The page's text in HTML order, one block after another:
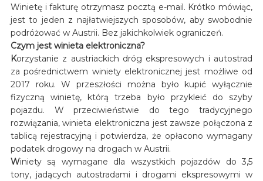
Winietę i fakturę otrzymasz pocztą e-mail. Krótko mówiąc,
jest to jeden z najłatwiejszych sposobów, aby swobodnie
podróżować w Austrii. Bez jakichkolwiek ograniczeń.
Czym jest winieta elektroniczna?
Korzystanie z austriackich dróg ekspresowych i autostrad
za pośrednictwem winiety elektronicznej jest możliwe od
2017 roku. W przeszłości można było kupić wyłącznie
fizyczną winietę, którą trzeba było przykleić do szyby
pojazdu. W przeciwieństwie do tego tradycyjnego
rozwiązania, winieta elektroniczna jest zawsze połączona z
tablicą rejestracyjną i potwierdza, że opłacono wymagany
podatek drogowy na drogach w Austrii.
Winiety są wymagane dla wszystkich pojazdów do 3,5
tony, jadących autostradami i drogami ekspresowymi w